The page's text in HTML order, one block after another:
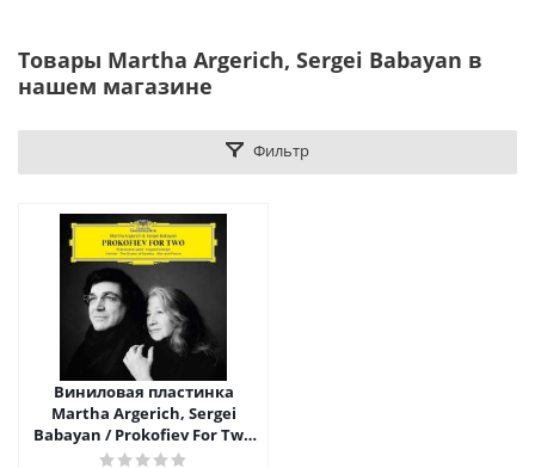
Товары Martha Argerich, Sergei Babayan в
нашем магазине
Фильтр
Виниловая пластинка
Martha Argerich, Sergei
Babayan / Prokofiev For Two
(2LP)